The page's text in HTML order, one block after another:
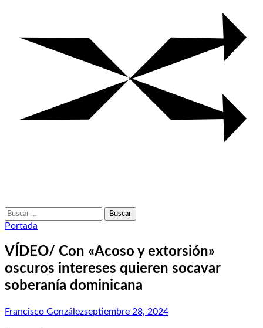
Buscar:
Portada
VÍDEO/ Con «Acoso y extorsión»
oscuros intereses quieren socavar
soberanía dominicana
Francisco Gonzálezseptiembre 28, 2024